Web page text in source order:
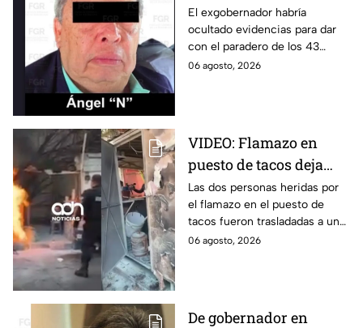
clave y amenazas a
testigos por parte de
exgobernador Ángel
Aguirre: FGR
El exgobernador habría
ocultado evidencias para dar
con el paradero de los 43
estudiantes desaparecidos de
06 agosto, 2026
VIDEO: Flamazo en
puesto de tacos deja
dos heridos en CDMX
Las dos personas heridas por
el flamazo en el puesto de
tacos fueron trasladadas a un
hospital para recibir atención
06 agosto, 2026
De gobernador en